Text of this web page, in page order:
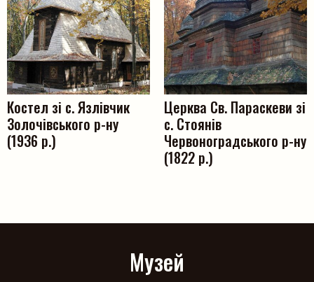
Костел зі с. Язлівчик
Золочівського р-ну
(1936 р.)
Церква Св. Параскеви зі
с. Стоянів
Червоноградського р-ну
(1822 р.)
Музей